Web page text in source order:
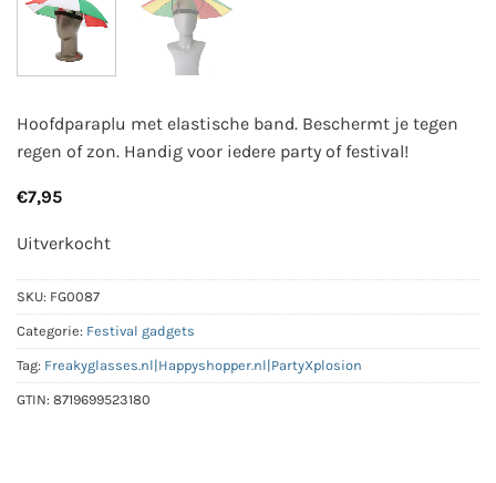
Hoofdparaplu met elastische band. Beschermt je tegen
regen of zon. Handig voor iedere party of festival!
€7,95
Uitverkocht
SKU: FG0087
Categorie: Festival gadgets
Tag: Freakyglasses.nl|Happyshopper.nl|PartyXplosion
GTIN: 8719699523180